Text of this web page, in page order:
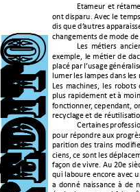
Etameur et
ont disparu. Avec le
dis que d’autres
changements de mode
Les méers
exemple, le méer de
placé par l’usage génér
lumer les lampes dans les
Les machines, les robots
plus rapidement et à moi
fonconner, cependant,
recyclage et de réulisa
Certaines prof
pour répondre aux
parion des trains modiﬁ
ciens, ce sont les dépl
façon de vivre. Au 20e s
qui laboure encore avec
a donné naissance à de